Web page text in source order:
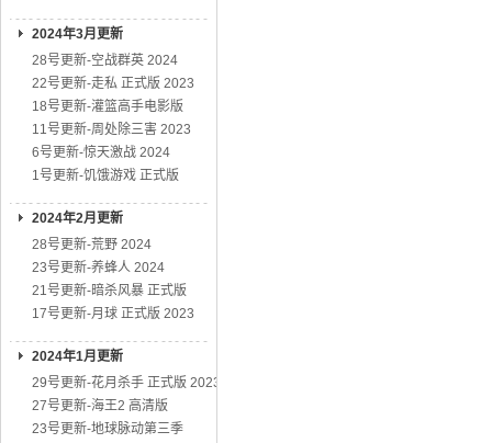
2024年3月更新
28号更新-空战群英 2024
22号更新-走私 正式版 2023
18号更新-灌篮高手电影版
11号更新-周处除三害 2023
6号更新-惊天激战 2024
1号更新-饥饿游戏 正式版
2024年2月更新
28号更新-荒野 2024
23号更新-养蜂人 2024
21号更新-暗杀风暴 正式版
17号更新-月球 正式版 2023
2024年1月更新
29号更新-花月杀手 正式版 2023
27号更新-海王2 高清版
23号更新-地球脉动第三季